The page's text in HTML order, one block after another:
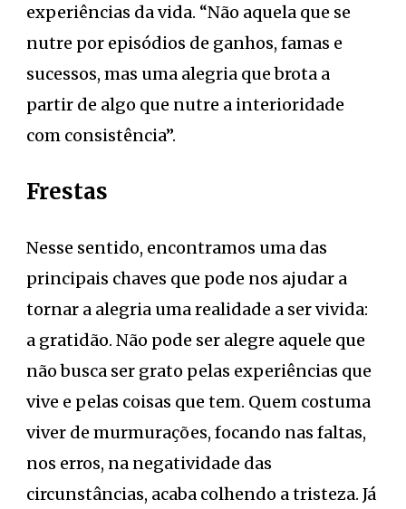
experiências da vida. “Não aquela que se
nutre por episódios de ganhos, famas e
sucessos, mas uma alegria que brota a
partir de algo que nutre a interioridade
com consistência”.
Frestas
Nesse sentido, encontramos uma das
principais chaves que pode nos ajudar a
tornar a alegria uma realidade a ser vivida:
a gratidão. Não pode ser alegre aquele que
não busca ser grato pelas experiências que
vive e pelas coisas que tem. Quem costuma
viver de murmurações, focando nas faltas,
nos erros, na negatividade das
circunstâncias, acaba colhendo a tristeza. Já